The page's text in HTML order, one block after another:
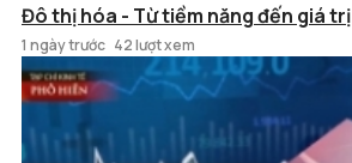
Đô thị hóa - Từ tiềm năng đến giá trị
1 ngày trước 42 lượt xem